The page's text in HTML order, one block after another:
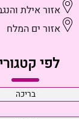
אזור אילת
אזור ים המלח
לפי